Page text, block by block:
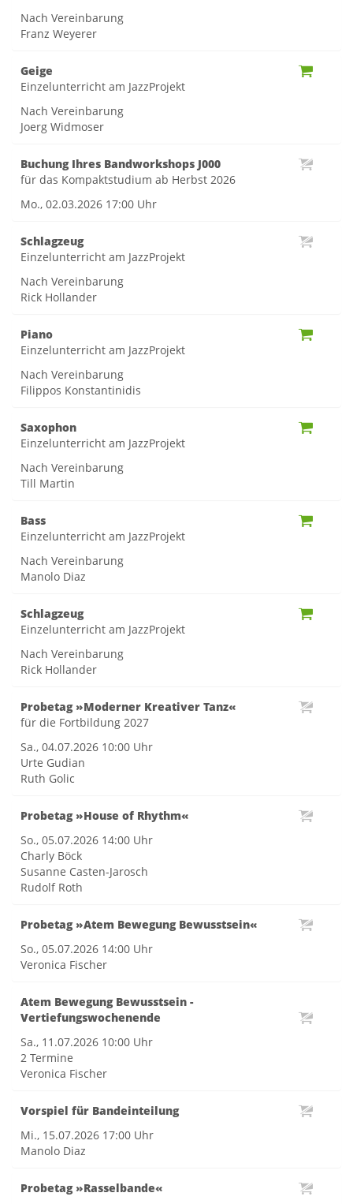
Nach Vereinbarung
Franz Weyerer
Geige
Einzelunterricht am JazzProjekt
Nach Vereinbarung
Joerg Widmoser
Buchung Ihres Bandworkshops J000
für das Kompaktstudium ab Herbst 2026
Mo., 02.03.2026 17:00 Uhr
Schlagzeug
Einzelunterricht am JazzProjekt
Nach Vereinbarung
Rick Hollander
Piano
Einzelunterricht am JazzProjekt
Nach Vereinbarung
Filippos Konstantinidis
Saxophon
Einzelunterricht am JazzProjekt
Nach Vereinbarung
Till Martin
Bass
Einzelunterricht am JazzProjekt
Nach Vereinbarung
Manolo Diaz
Schlagzeug
Einzelunterricht am JazzProjekt
Nach Vereinbarung
Rick Hollander
Probetag »Moderner Kreativer Tanz«
für die Fortbildung 2027
Sa., 04.07.2026 10:00 Uhr
Urte Gudian
Ruth Golic
Probetag »House of Rhythm«
So., 05.07.2026 14:00 Uhr
Charly Böck
Susanne Casten-Jarosch
Rudolf Roth
Probetag »Atem Bewegung Bewusstsein«
So., 05.07.2026 14:00 Uhr
Veronica Fischer
Atem Bewegung Bewusstsein -
Vertiefungswochenende
Sa., 11.07.2026 10:00 Uhr
2 Termine
Veronica Fischer
Vorspiel für Bandeinteilung
Mi., 15.07.2026 17:00 Uhr
Manolo Diaz
Probetag »Rasselbande«